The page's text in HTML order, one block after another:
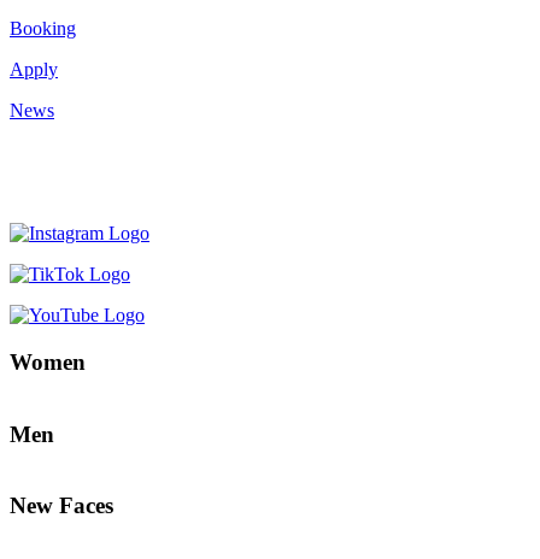
Booking
Apply
News
Women
Men
New Faces